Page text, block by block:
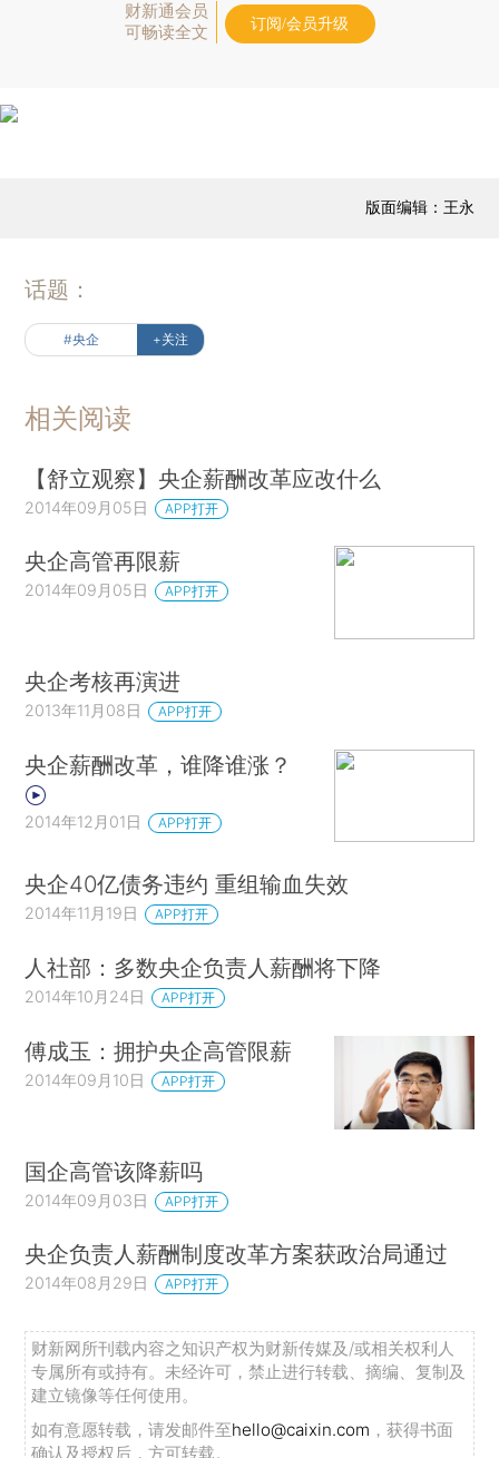
财新通会员
可畅读全文
订阅/会员升级
版面编辑：王永
话题：
#央企 +关注
相关阅读
【舒立观察】央企薪酬改革应改什么
2014年09月05日 APP打开
央企高管再限薪
2014年09月05日 APP打开
央企考核再演进
2013年11月08日 APP打开
央企薪酬改革，谁降谁涨？
2014年12月01日 APP打开
央企40亿债务违约 重组输血失效
2014年11月19日 APP打开
人社部：多数央企负责人薪酬将下降
2014年10月24日 APP打开
傅成玉：拥护央企高管限薪
2014年09月10日 APP打开
国企高管该降薪吗
2014年09月03日 APP打开
央企负责人薪酬制度改革方案获政治局通过
2014年08月29日 APP打开
财新网所刊载内容之知识产权为财新传媒及/或相关权利人
专属所有或持有。未经许可，禁止进行转载、摘编、复制及
建立镜像等任何使用。
如有意愿转载，请发邮件至hello@caixin.com ，获得书面
确认及授权后，方可转载。